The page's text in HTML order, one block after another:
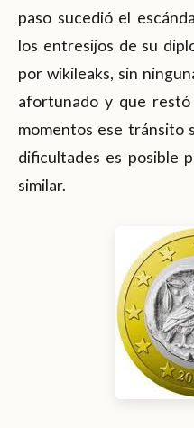
paso sucedió el
los entresijos de su
por wikileaks, sin
afortunado y que
momentos ese tránsito
dificultades es posible
similar.